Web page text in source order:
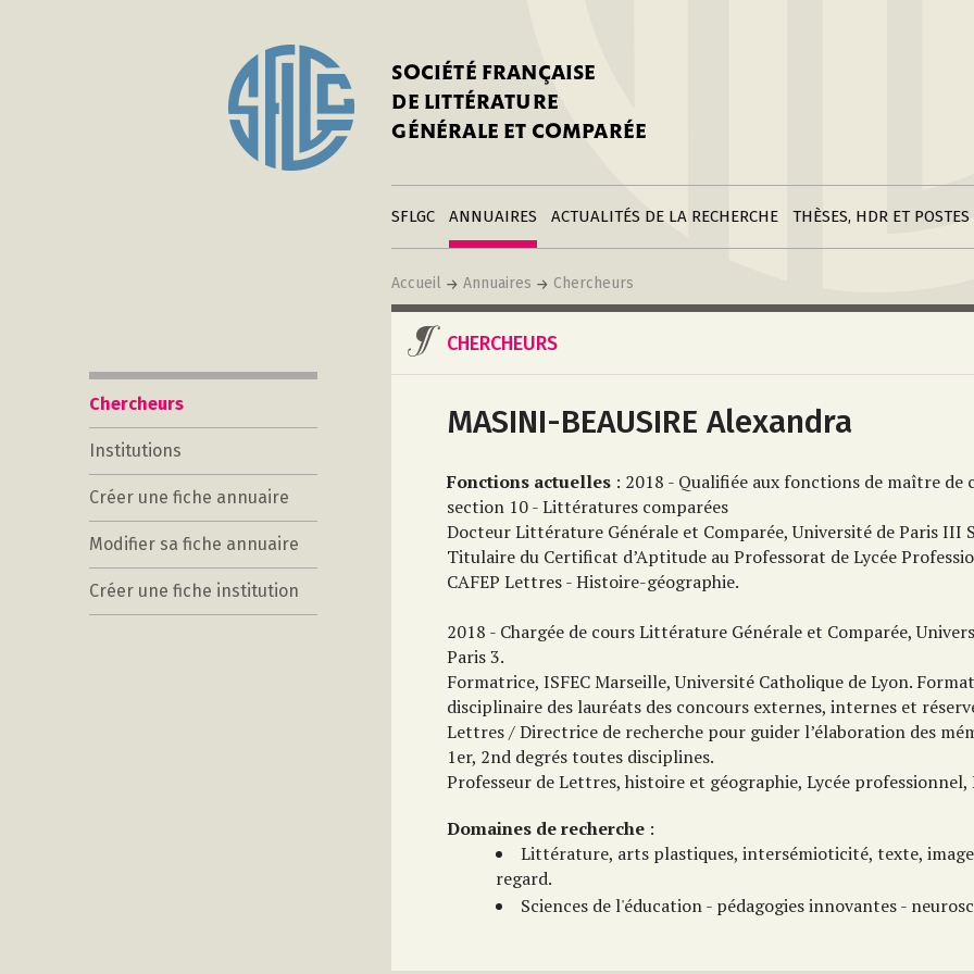
SOCIÉTÉ FRANÇAISE
DE LITTÉRATURE
GÉNÉRALE ET COMPARÉE
SFLGC
Adhérer à la SFLGC
Publier sur ce site
LiensANNUAIRES
Créer une fiche
annuaire
Modifier sa fiche
annuaire
Créer une fiche
institutionACTUALITÉS DE LA RECHERCHE
Divers
Soumettre une
annonce
THÈSES, HDR ET POSTES
Postes
Accueil Annuaires Chercheurs
Chercheurs
Institutions
Créer une fiche annuaire
Modifier sa fiche annuaire
Créer une fiche institution
CHERCHEURS
MASINI-BEAUSIRE Alexandra
Fonctions actuelles : 2018 - Qualifiée aux fonctions de maître de
section 10 - Littératures comparées
Docteur Littérature Générale et Comparée, Université de Paris III
Titulaire du Certificat d’Aptitude au Professorat de Lycée
CAFEP Lettres - Histoire-géographie.
2018 - Chargée de cours Littérature Générale et Comparée,
Paris 3.
Formatrice, ISFEC Marseille, Université Catholique de Lyon.
disciplinaire des lauréats des concours externes, internes et
Lettres / Directrice de recherche pour guider l’élaboration des
1er, 2nd degrés toutes disciplines.
Professeur de Lettres, histoire et géographie, Lycée professionnel,
Domaines de recherche :
Littérature, arts plastiques, intersémioticité, texte,
regard.
Sciences de l'éducation - pédagogies innovantes -